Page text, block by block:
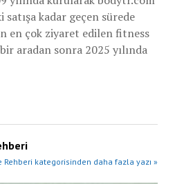
satışa kadar geçen sürede
en çok ziyaret edilen fitness
aradan sonra 2025 yılında
Rehberi kategorisinden daha fazla yazı »